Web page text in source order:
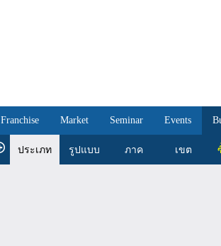
Franchise Market Seminar Events
ประเภท รูปแบบ ภาค เขต